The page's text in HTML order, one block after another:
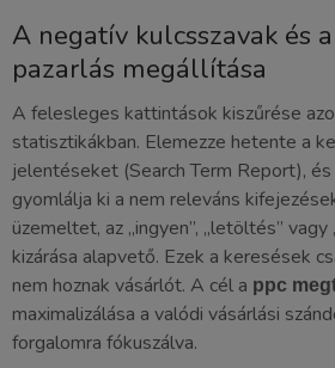
A negatív kulcsszavak és
pazarlás megállítása
A felesleges kattintások kiszűrése
statisztikákban. Elemezze hetente a
jelentéseket (Search Term Report),
gyomlálja ki a nem releváns
üzemeltet, az „ingyen”, „letöltés” vagy
kizárása alapvető. Ezek a keresések
nem hoznak vásárlót. A cél a ppc
maximalizálása a valódi vásárlási
forgalomra fókuszálva.